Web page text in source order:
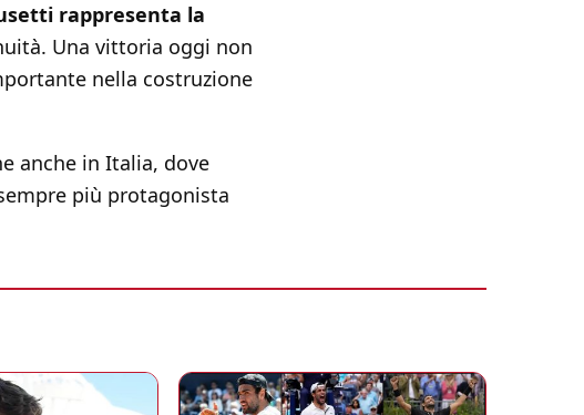
rappresenta la
Una vittoria oggi non
nella costruzione
anche in Italia, dove
più protagonista